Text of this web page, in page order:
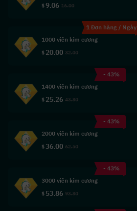
$9.06 16.00
1 Đơn hàng / Ngày
1000 viên kim cương
$ 20.00 32.00
- 43%
1400 viên kim cương
$ 25.26 43.80
- 43%
2000 viên kim cương
$36.00 62.50
- 43%
3000 viên kim cương
$ 53.86 93.80